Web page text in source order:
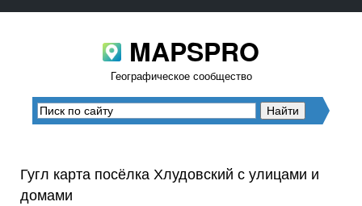
MAPSPRO
Географическое сообщество
Гугл карта посёлка Хлудовский с улицами и
домами